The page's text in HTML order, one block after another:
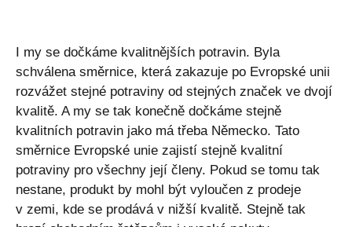
I my se dočkáme kvalitnějších potravin. Byla
schválena směrnice, která zakazuje po Evropské unii
rozvážet stejné potraviny od stejných značek ve dvojí
kvalitě. A my se tak konečně dočkáme stejně
kvalitních potravin jako má třeba Německo. Tato
směrnice Evropské unie zajistí stejně kvalitní
potraviny pro všechny její členy. Pokud se tomu tak
nestane, produkt by mohl být vyloučen z prodeje
v zemi, kde se prodává v nižší kvalitě. Stejně tak